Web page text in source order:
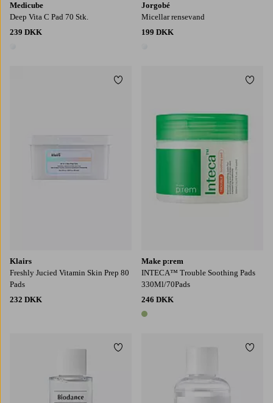
Medicube
Deep Vita C Pad 70 Stk.
239 DKK
Jorgobé
Micellar rensevand
199 DKK
Klairs
Freshly Jucied Vitamin Skin Prep 80
Pads
232 DKK
Tilføj til favoritter
Make p:rem
INTECA™ Trouble Soothing Pads
330Ml/70Pads
246 DKK
1 farve
Tilføj til favoritter